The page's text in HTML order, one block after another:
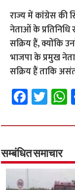
राज्य में कांग्रेस की
नेताओं के
सक्रिय हैं, क्योंकि
भाजपा के प्रमुख
सक्रिय हैं ताकि
Fa
ce
b
o
o
k
T
wi
tt
er
सम्बंधित समाचार